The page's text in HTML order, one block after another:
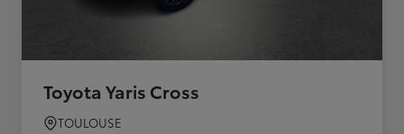
Toyota Yaris Cross
TOULOUSE